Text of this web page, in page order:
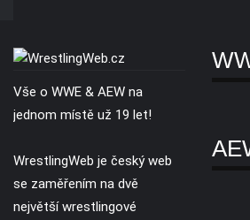
Vše o WWE & AEW na
jednom místě už 19 let!
WrestlingWeb je český web
se zaměřením na dvě
největší wrestlingové